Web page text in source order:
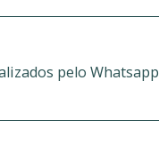
pelo Whatsapp